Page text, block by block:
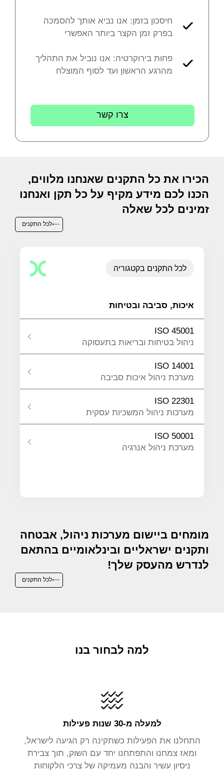
חיסכון בזמן: אנו נביא אותך להסמכה
בפרק זמן הקצר ביותר האפשרי
פחות בירוקרטיה: אנו נוביל את התהליך
מהרגע הראשון ועד לסוף המוצלח
צרו קשר
הכירו את כל התקנים שאנחנו מלווים,
הכנו לכם מידע מקיף על כל תקן ואנחנו
זמינים לכל שאלה
לכל התקנים
לכל התקנים בקטגוריה
איכות, סביבה ובטיחות
ISO 45001
ניהול בטיחות ובריאות בתעסוקה
ISO 14001
מערכת ניהול איכות סביבה
ISO 22301
מערכות ניהול המשכיות עסקית
ISO 50001
מערכת ניהול אנרגיה
מומחים ביישום מערכות ניהול, אבטחה
ותקנים ישראליים ובינלאומיים בהתאם
לנדרש מהעסק שלך!
לכל התקנים
למה לבחור בנו
למעלה מ-30 שנות פעילות
התחלנו את הפעילות כשתקינה רק הגיעה לישראל,
ומאז צמחנו והתפתחנו יחד עם השוק, תוך צבירת
ניסיון עשיר והבנה מעמיקה של צרכי הלקוחות